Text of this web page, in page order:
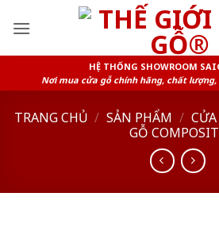
HỆ THỐNG SHOWROOM
Nơi mua cửa gỗ chính hãng, chất lượng,
TRANG CHỦ / SẢN PHẨM /
GỖ